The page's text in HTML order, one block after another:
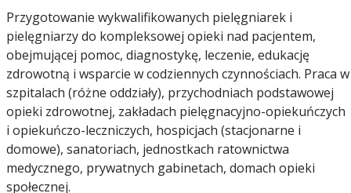
Przygotowanie wykwalifikowanych pielęgniarek i
pielęgniarzy do kompleksowej opieki nad pacjentem,
obejmującej pomoc, diagnostykę, leczenie, edukację
zdrowotną i wsparcie w codziennych czynnościach. Praca w
szpitalach (różne oddziały), przychodniach podstawowej
opieki zdrowotnej, zakładach pielęgnacyjno-opiekuńczych
i opiekuńczo-leczniczych, hospicjach (stacjonarne i
domowe), sanatoriach, jednostkach ratownictwa
medycznego, prywatnych gabinetach, domach opieki
społecznej.